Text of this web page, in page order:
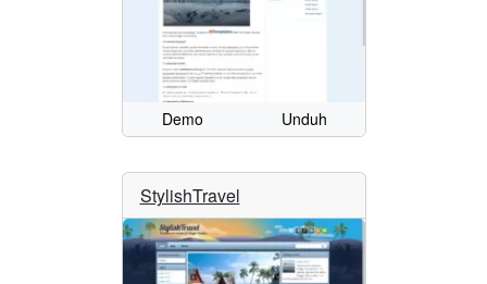
Demo Unduh
StylishTravel